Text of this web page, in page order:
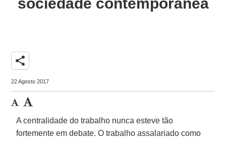
share
22 Agosto 2017
A centralidade do trabalho nunca esteve tão
fortemente em debate. O trabalho assalariado como